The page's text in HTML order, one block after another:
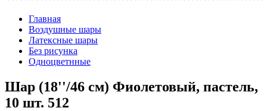
Главная
Воздушные шары
Латексные шары
Без рисунка
Одноцветнные
Шар (18''/46 см) Фиолетовый, пастель,
10 шт. 512